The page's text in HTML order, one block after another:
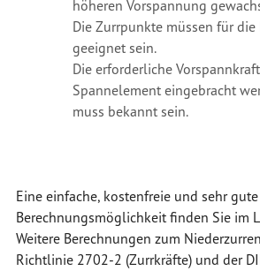
höheren Vorspannung
Die Zurrpunkte müssen für die
geeignet sein.
Die erforderliche Vorspannkraft
Spannelement eingebracht
muss bekannt sein.
Eine einfache, kostenfreie und sehr gute
Berechnungsmöglichkeit finden Sie im
Weitere Berechnungen zum
Richtlinie 2702-2 (Zurrkräfte) und der